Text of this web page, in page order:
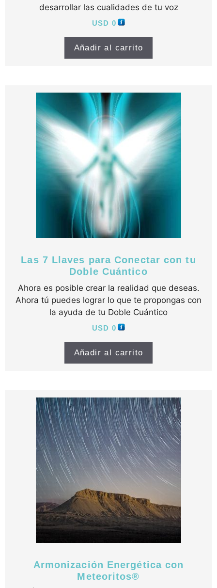
desarrollar las cualidades de tu voz
USD 0
Añadir al carrito
Las 7 Llaves para Conectar con tu
Doble Cuántico
Ahora es posible crear la realidad que deseas.
Ahora tú puedes lograr lo que te propongas con
la ayuda de tu Doble Cuántico
USD 0
Añadir al carrito
Armonización Energética con
Meteoritos®